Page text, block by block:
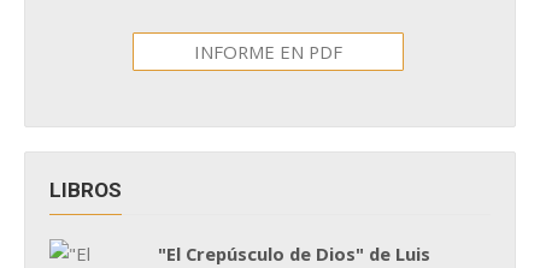
INFORME EN PDF
LIBROS
"El Crepúsculo de Dios" de Luis